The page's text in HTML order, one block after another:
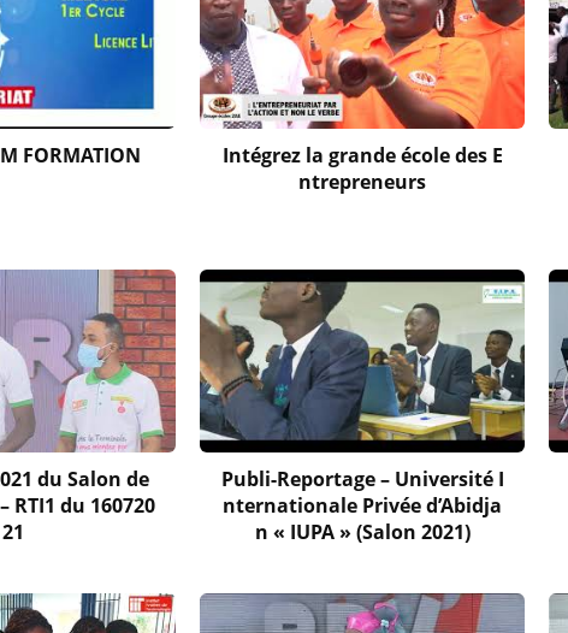
FORMATION
Intégrez la grande école des E
ntrepreneurs
du Salon de
RTI1 du 160720
21
Publi-Reportage – Université I
nternationale Privée d’Abidja
n « IUPA » (Salon 2021)